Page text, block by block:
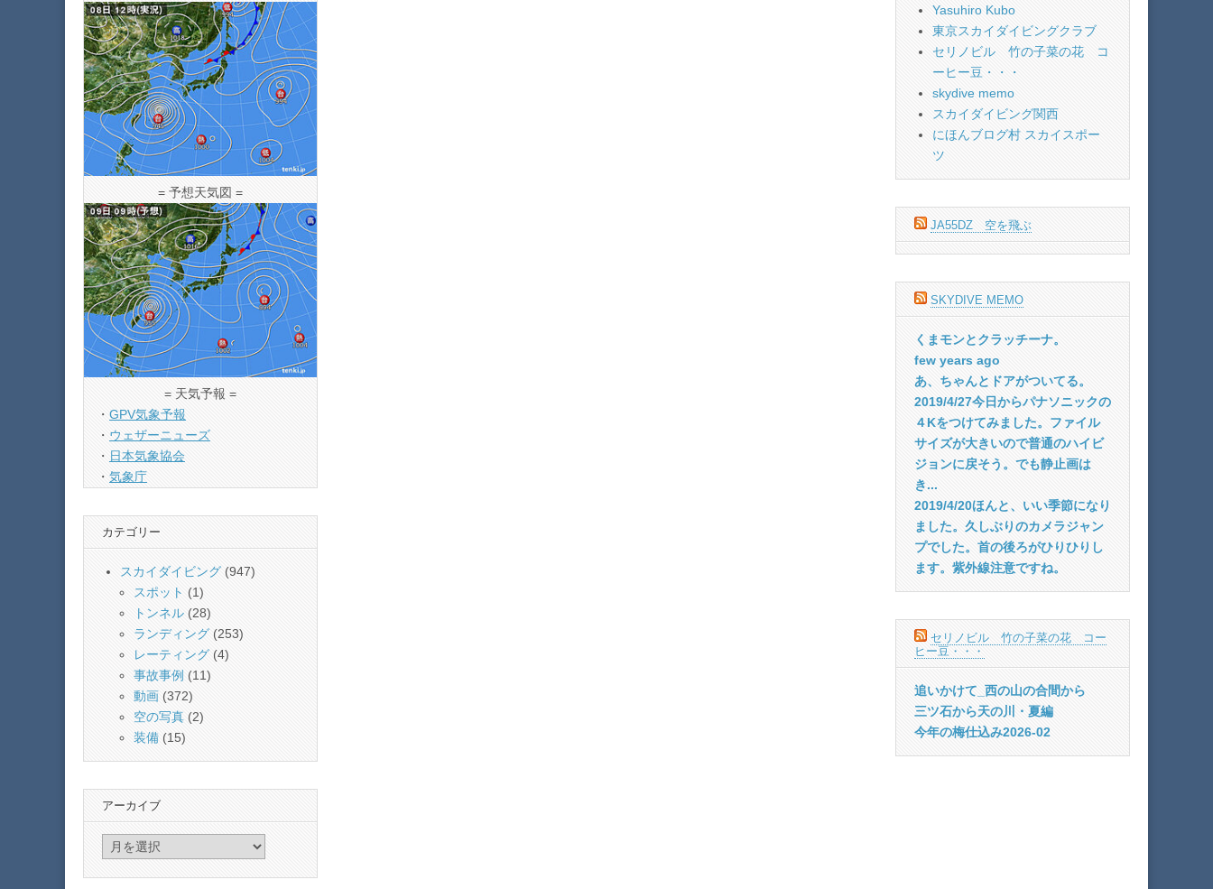
= 予想天気図 =
= 天気予報 =
・ GPV気象予報
・ ウェザーニューズ
・ 日本気象協会
・ 気象庁
カテゴリー
スカイダイビング (947)
スポット (1)
トンネル (28)
ランディング(253)
レーティング(4)
事故事例 (11)
動画 (372)
空の写真 (2)
装備 (15)
アーカイブ
Yasuhiro Kubo
東京スカイダイビングクラブ
セリノビル 竹の子菜の花 コ
ーヒー豆・・・
skydive memo
スカイダイビング関西
にほんブログ村 スカイスポー
ツ
JA55DZ 空を飛ぶ
SKYDIVE MEMO
くまモンとクラッチーナ。
few years ago
あ、ちゃんとドアがついてる。
2019/4/27今日からパナソニックの
４Kをつけてみました。ファイル
サイズが大きいので普通のハイビ
ジョンに戻そう。でも静止画は
き...
2019/4/20ほんと、いい季節になり
ました。久しぶりのカメラジャン
プでした。首の後ろがひりひりし
ます。紫外線注意ですね。
セリノビル 竹の子菜の花 コー
ヒー豆・・・
追いかけて_西の山の合間から
三ツ石から天の川・夏編
今年の梅仕込み2026-02